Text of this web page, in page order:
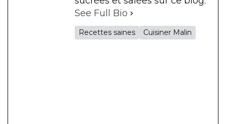
See Full Bio
Recettes saines Cuisiner Malin